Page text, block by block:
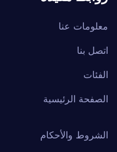
معلومات عنا
اتصل بنا
الفئات
الصفحة الرئيسية
الشروط والأحكام